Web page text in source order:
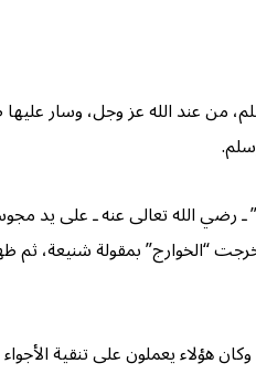
من عند الله عز وجل، وسار
ـ رضي الله تعالى عنه ـ على يد
“الخوارج” بمقولة شنيعة، ثم
هؤلاء يعملون على تنقية